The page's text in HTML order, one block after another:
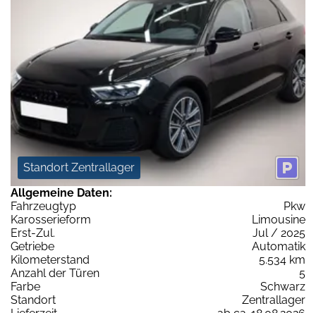
Standort Zentrallager
Allgemeine Daten:
Fahrzeugtyp
Pkw
Karosserieform
Limousine
Erst-Zul.
Jul / 2025
Getriebe
Automatik
Kilometerstand
5.534 km
Anzahl der Türen
5
Farbe
Schwarz
Standort
Zentrallager